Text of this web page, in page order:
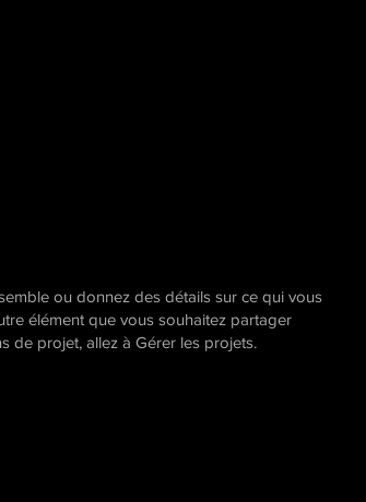
ou donnez des détails sur ce qui vous
élément que vous souhaitez partager
de projet, allez à Gérer les projets.